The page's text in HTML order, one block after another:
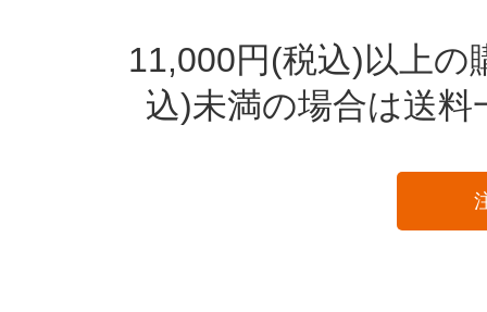
11,000円(税込)以上の
込)未満の場合は送